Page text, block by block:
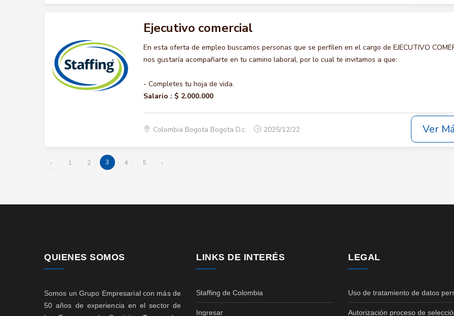
Ejecutivo comercial
En esta oferta de empleo buscamos personas que se perfilen en el cargo de EJECUTIVO
nos gustaría acompañarte en tu camino laboral, por lo cual te invitamos a que:
- Completes tu hoja de vida.
Salario : $ 2.000.000
Colombia Bogota Bogota D.c. 2025/12/22 Ver
‹ 1 2 3 4 5 ›
QUIENES SOMOS
Somos un Grupo Empresarial con más de
50 años de experiencia en el sector de
LINKS DE INTERÉS
Staffing de Colombia
Ingresar
LEGAL
Uso de tratamiento de datos
Autorización proceso de